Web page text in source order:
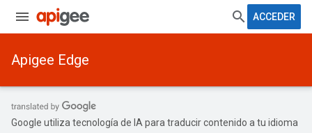
ACCEDER
Apigee Edge
Google utiliza tecnología de IA para traducir contenido a tu idioma